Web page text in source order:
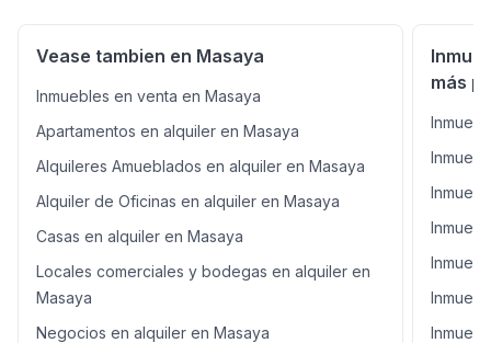
Vease tambien en Masaya
Inmuebles en venta en Masaya
Apartamentos en alquiler en Masaya
Alquileres Amueblados en alquiler en Masaya
Alquiler de Oficinas en alquiler en Masaya
Casas en alquiler en Masaya
Locales comerciales y bodegas en alquiler en
Masaya
Negocios en alquiler en Masaya
más